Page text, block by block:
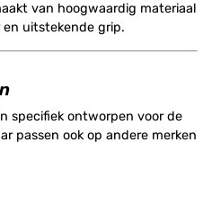
van hoogwaardig materiaal
uitstekende grip.
specifiek ontworpen voor de
passen ook op andere merken